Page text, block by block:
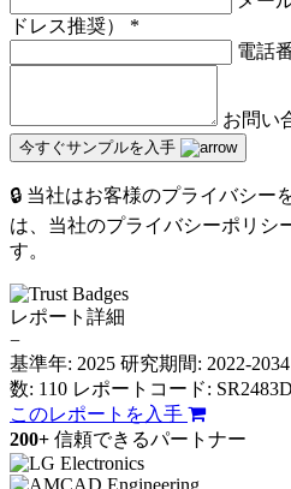
ドレス推奨） *
電話
お問い
今すぐサンプルを入手
🔒 当社はお客様のプライバシー
は、当社のプライバシーポリシ
す。
レポート詳細
−
基準年: 2025 研究期間: 2022-2034
数: 110 レポートコード:
このレポートを入手
200+ 信頼できるパートナー